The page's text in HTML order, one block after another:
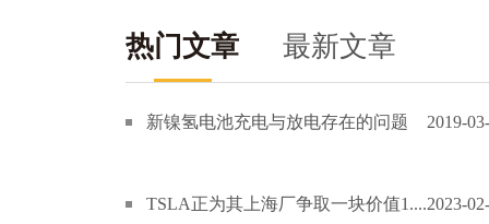
热门文章 最新文章
新镍氢电池充电与放电存在的问题 2019-
TSLA正为其上海厂争取一块价值1....2023-